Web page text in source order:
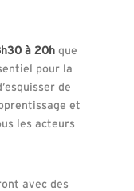
à 20h que
pour la
de
et
les acteurs
avec des